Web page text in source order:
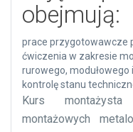
obejmują:
prace przygotowawcze
ćwiczenia w zakresie
rurowego, modułowego
kontrolę stanu
Kurs
montażowych